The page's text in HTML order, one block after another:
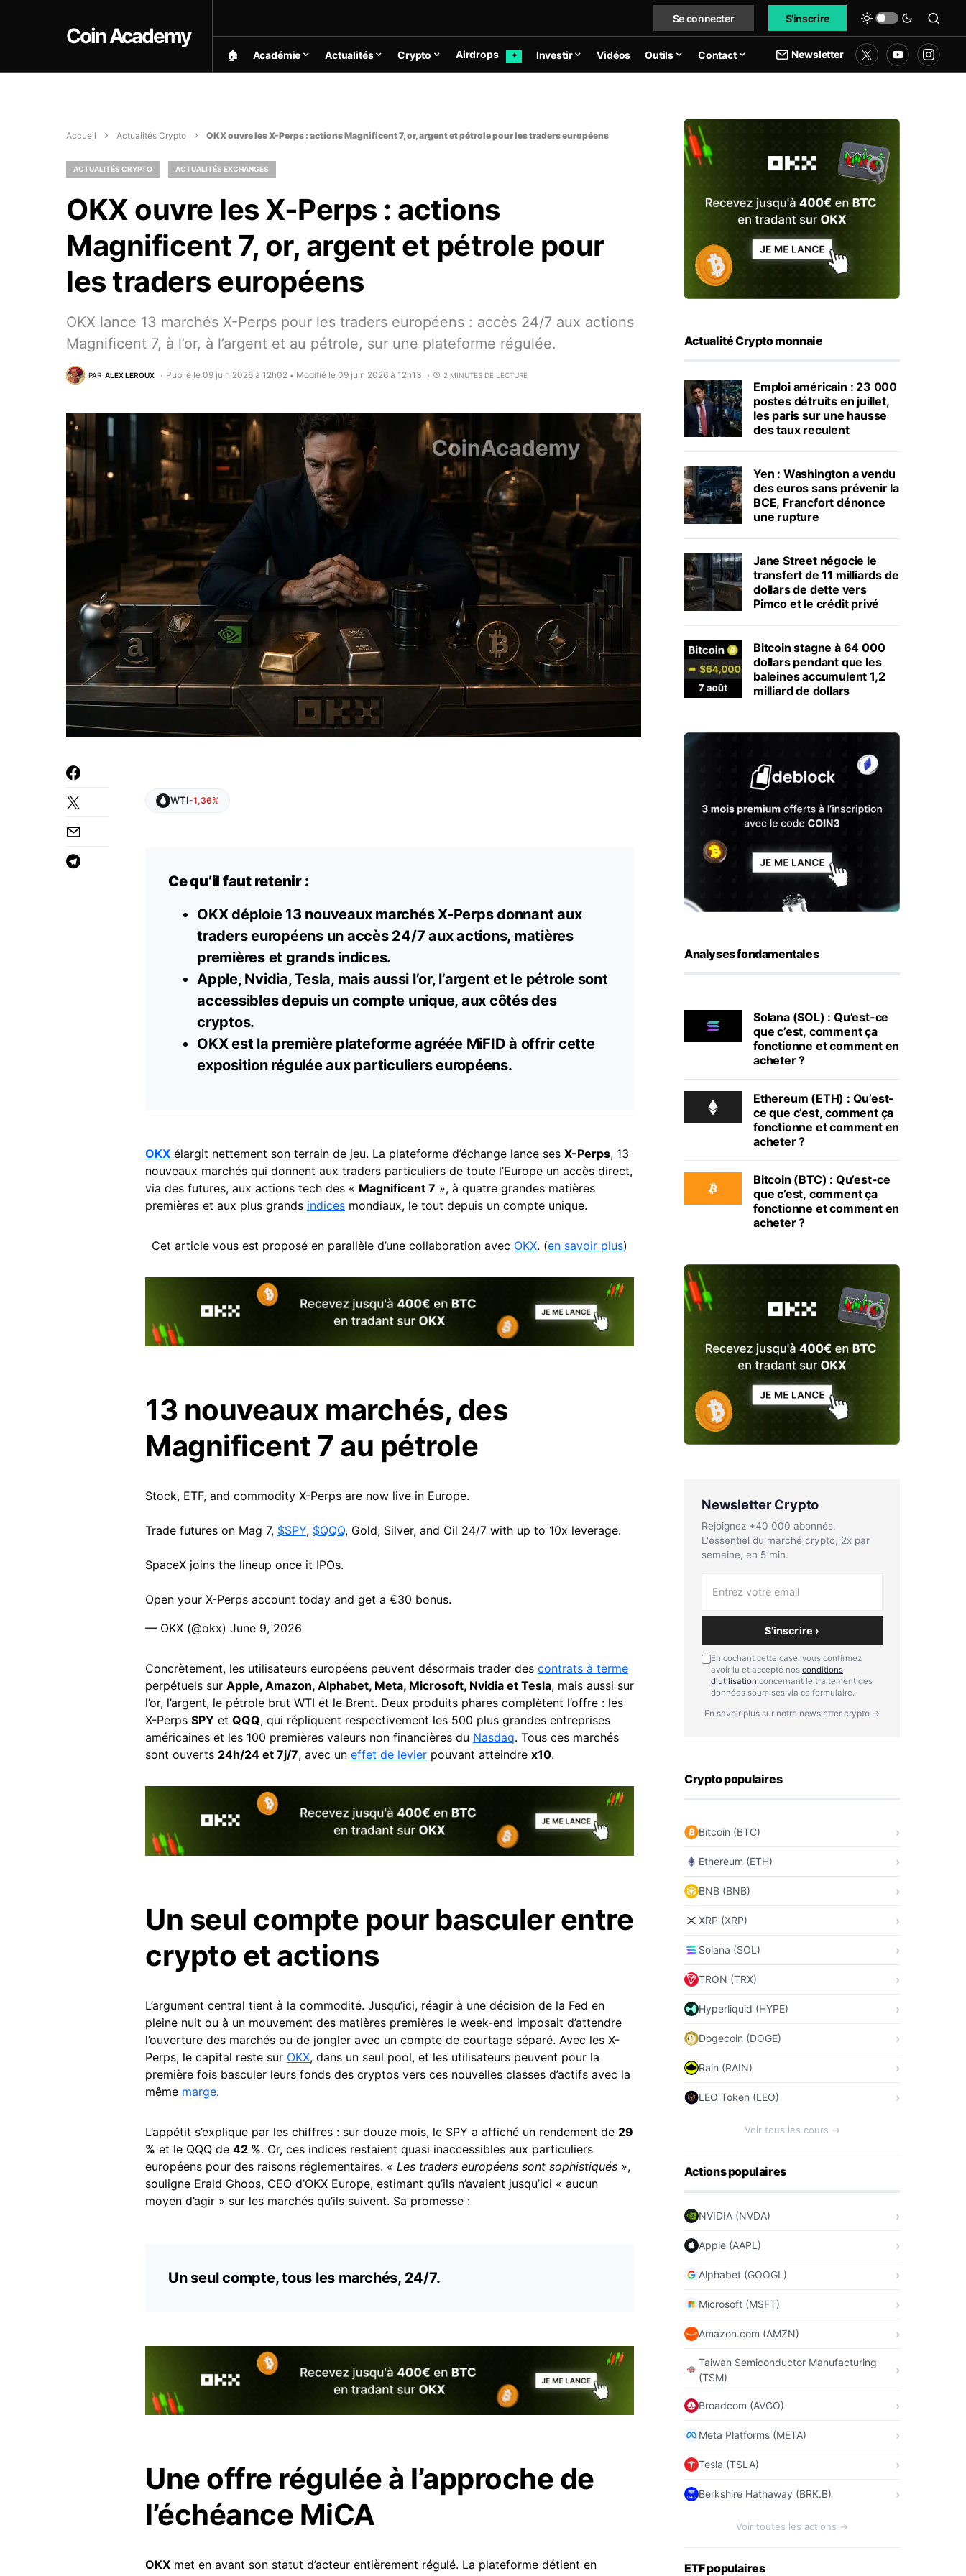
Coin Academy
Se connecter S'inscrire
🏠︎ Académie Actualités Crypto Airdrops ✦ Investir Vidéos Outils Contact Newsletter
Accueil Actualités Crypto OKX ouvre les X-Perps : actions Magnificent 7, or, argent et pétrole pour les traders européens
ACTUALITÉS CRYPTO ACTUALITÉS EXCHANGES
OKX ouvre les X-Perps : actions
Magnificent 7, or, argent et pétrole pour
les traders européens
OKX lance 13 marchés X-Perps pour les traders européens : accès 24/7 aux actions
Magnificent 7, à l’or, à l’argent et au pétrole, sur une plateforme régulée.
PAR ALEX LEROUX Publié le 09 juin 2026 à 12h02 • Modifié le 09 juin 2026 à 12h13 2 MINUTES DE LECTURE
WTI-1,36%
Ce qu’il faut retenir :
OKX déploie 13 nouveaux marchés X-Perps donnant aux
traders européens un accès 24/7 aux actions, matières
premières et grands indices.
Apple, Nvidia, Tesla, mais aussi l’or, l’argent et le pétrole sont
accessibles depuis un compte unique, aux côtés des
cryptos.
OKX est la première plateforme agréée MiFID à offrir cette
exposition régulée aux particuliers européens.
OKX élargit nettement son terrain de jeu. La plateforme d’échange lance ses X-Perps, 13
nouveaux marchés qui donnent aux traders particuliers de toute l’Europe un accès direct,
via des futures, aux actions tech des « Magnificent 7 », à quatre grandes matières
premières et aux plus grands indices mondiaux, le tout depuis un compte unique.
Cet article vous est proposé en parallèle d’une collaboration avec OKX. (en savoir plus)
13 nouveaux marchés, des
Magnificent 7 au pétrole
Stock, ETF, and commodity X-Perps are now live in Europe.
Trade futures on Mag 7, $SPY, $QQQ, Gold, Silver, and Oil 24/7 with up to 10x leverage.
SpaceX joins the lineup once it IPOs.
Open your X-Perps account today and get a €30 bonus.
— OKX (@okx) June 9, 2026
Concrètement, les utilisateurs européens peuvent désormais trader des contrats à terme
perpétuels sur Apple, Amazon, Alphabet, Meta, Microsoft, Nvidia et Tesla, mais aussi sur
l’or, l’argent, le pétrole brut WTI et le Brent. Deux produits phares complètent l’offre : les
X-Perps SPY et QQQ, qui répliquent respectivement les 500 plus grandes entreprises
américaines et les 100 premières valeurs non financières du Nasdaq. Tous ces marchés
sont ouverts 24h/24 et 7j/7, avec un effet de levier pouvant atteindre x10.
Un seul compte pour basculer entre
crypto et actions
L’argument central tient à la commodité. Jusqu’ici, réagir à une décision de la Fed en
pleine nuit ou à un mouvement des matières premières le week-end imposait d’attendre
l’ouverture des marchés ou de jongler avec un compte de courtage séparé. Avec les X-
Perps, le capital reste sur OKX, dans un seul pool, et les utilisateurs peuvent pour la
première fois basculer leurs fonds des cryptos vers ces nouvelles classes d’actifs avec la
même marge.
L’appétit s’explique par les chiffres : sur douze mois, le SPY a affiché un rendement de 29
% et le QQQ de 42 %. Or, ces indices restaient quasi inaccessibles aux particuliers
européens pour des raisons réglementaires. « Les traders européens sont sophistiqués »,
souligne Erald Ghoos, CEO d’OKX Europe, estimant qu’ils n’avaient jusqu’ici « aucun
moyen d’agir » sur les marchés qu’ils suivent. Sa promesse :
Un seul compte, tous les marchés, 24/7.
Une offre régulée à l’approche de
l’échéance MiCA
OKX met en avant son statut d’acteur entièrement régulé. La plateforme détient en
Actualité Crypto monnaie
Emploi américain : 23 000
postes détruits en juillet,
les paris sur une hausse
des taux reculent
Yen : Washington a vendu
des euros sans prévenir la
BCE, Francfort dénonce
une rupture
Jane Street négocie le
transfert de 11 milliards de
dollars de dette vers
Pimco et le crédit privé
Bitcoin stagne à 64 000
dollars pendant que les
baleines accumulent 1,2
milliard de dollars
Analyses fondamentales
Solana (SOL) : Qu’est-ce
que c’est, comment ça
fonctionne et comment en
acheter ?
Ethereum (ETH) : Qu’est-
ce que c’est, comment ça
fonctionne et comment en
acheter ?
Bitcoin (BTC) : Qu’est-ce
que c’est, comment ça
fonctionne et comment en
acheter ?
Newsletter Crypto
Rejoignez +40 000 abonnés.
L'essentiel du marché crypto, 2x par
semaine, en 5 min.
S'inscrire ›
En cochant cette case, vous confirmez
avoir lu et accepté nos conditions
d'utilisation concernant le traitement des
données soumises via ce formulaire.
En savoir plus sur notre newsletter crypto →
Crypto populaires
Bitcoin (BTC)
Ethereum (ETH)
BNB (BNB)
XRP (XRP)
Solana (SOL)
TRON (TRX)
Hyperliquid (HYPE)
Dogecoin (DOGE)
Rain (RAIN)
LEO Token (LEO)
Voir tous les cours →
Actions populaires
NVIDIA (NVDA)
Apple (AAPL)
Alphabet (GOOGL)
Microsoft (MSFT)
Amazon.com (AMZN)
Taiwan Semiconductor Manufacturing
(TSM)
Broadcom (AVGO)
Meta Platforms (META)
Tesla (TSLA)
Berkshire Hathaway (BRK.B)
Voir toutes les actions →
ETF populaires